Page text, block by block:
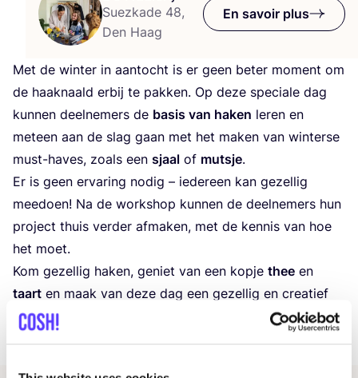
Suezkade 48,
Den Haag
En savoir plus
Met de win­ter in aan­tocht is er geen beter moment om
de haak­naald erbij te pak­ken. Op deze spe­ciale dag
kun­nen deel­ne­mers de basis van haken leren en
meteen aan de slag gaan met het maken van win­terse
must-haves, zoals een sjaal of mutsje.
Er is geen erva­ring nodig – iede­reen kan gezel­lig
mee­doen! Na de work­shop kun­nen de deel­ne­mers hun
pro­ject thuis ver­der afma­ken, met de ken­nis van hoe
het moet.
Kom gezel­lig haken, geniet van een kopje thee en
taart en maak van deze dag een gezel­lig en crea­tief
moment!